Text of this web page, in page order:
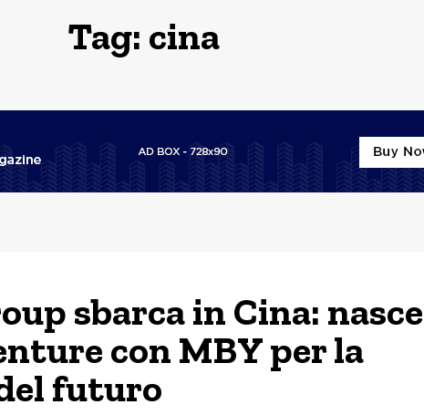
Tag: cina
sbarca in Cina: nasce
con MBY per la
futuro